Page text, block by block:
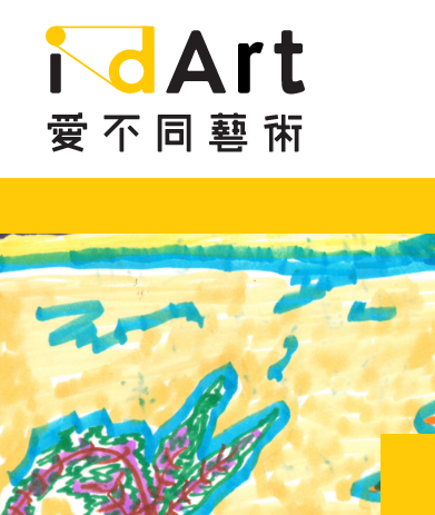
跳到內容（按回車鍵）